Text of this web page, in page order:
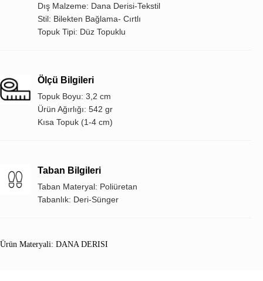
Dış Malzeme: Dana Derisi-Tekstil
Stil: Bilekten Bağlama- Cırtlı
Topuk Tipi: Düz Topuklu
Ölçü Bilgileri
Topuk Boyu: 3,2 cm
Ürün Ağırlığı: 542 gr
Kısa Topuk (1-4 cm)
Taban Bilgileri
Taban Materyal: Poliüretan
Tabanlık: Deri-Sünger
Ürün Materyali: DANA DERISI